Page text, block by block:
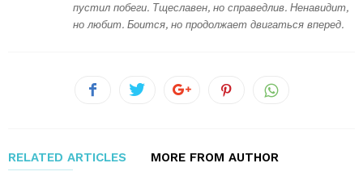
пустил побеги. Тщеславен, но справедлив. Ненавидит,
но любит. Боится, но продолжает двигаться вперед.
RELATED ARTICLES MORE FROM AUTHOR